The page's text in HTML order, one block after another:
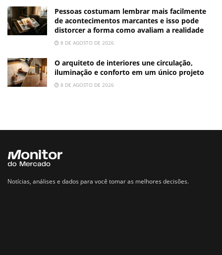
Pessoas costumam lembrar mais facilmente
de acontecimentos marcantes e isso pode
distorcer a forma como avaliam a realidade
8 DE AGOSTO DE 2026
O arquiteto de interiores une circulação,
iluminação e conforto em um único projeto
8 DE AGOSTO DE 2026
Notícias, análises e dados para você tomar as melhores decisões.